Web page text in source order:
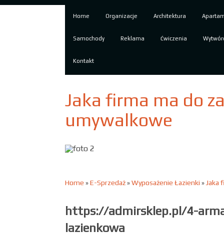
Home Organizacje Architektura
Samochody Reklama Ćwiczenia
Kontakt
Jaka firma ma do
umywalkowe
Home »E-Sprzedaż»Wyposażenie Łazienki » Jaka
https://admirsklep.pl/4-
lazienkowa